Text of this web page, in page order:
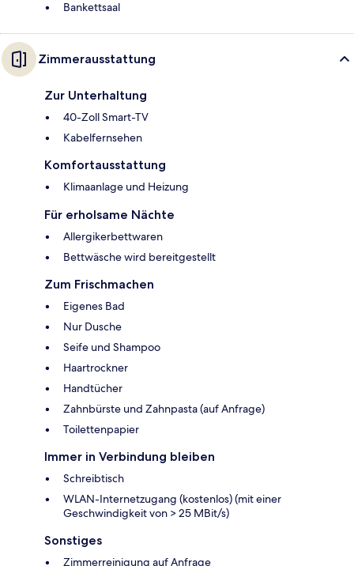
Bankettsaal
Zimmerausstattung
Zur Unterhaltung
40-Zoll Smart-TV
Kabelfernsehen
Komfortausstattung
Klimaanlage und Heizung
Für erholsame Nächte
Allergikerbettwaren
Bettwäsche wird bereitgestellt
Zum Frischmachen
Eigenes Bad
Nur Dusche
Seife und Shampoo
Haartrockner
Handtücher
Zahnbürste und Zahnpasta (auf Anfrage)
Toilettenpapier
Immer in Verbindung bleiben
Schreibtisch
WLAN-Internetzugang (kostenlos) (mit einer
Geschwindigkeit von > 25 MBit/s)
Sonstiges
Zimmerreinigung auf Anfrage